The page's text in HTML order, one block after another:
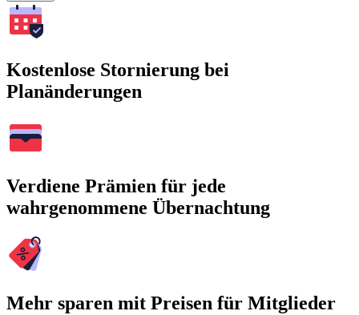
Kostenlose Stornierung bei
Planänderungen
Verdiene Prämien für jede
wahrgenommene Übernachtung
Mehr sparen mit Preisen für Mitglieder